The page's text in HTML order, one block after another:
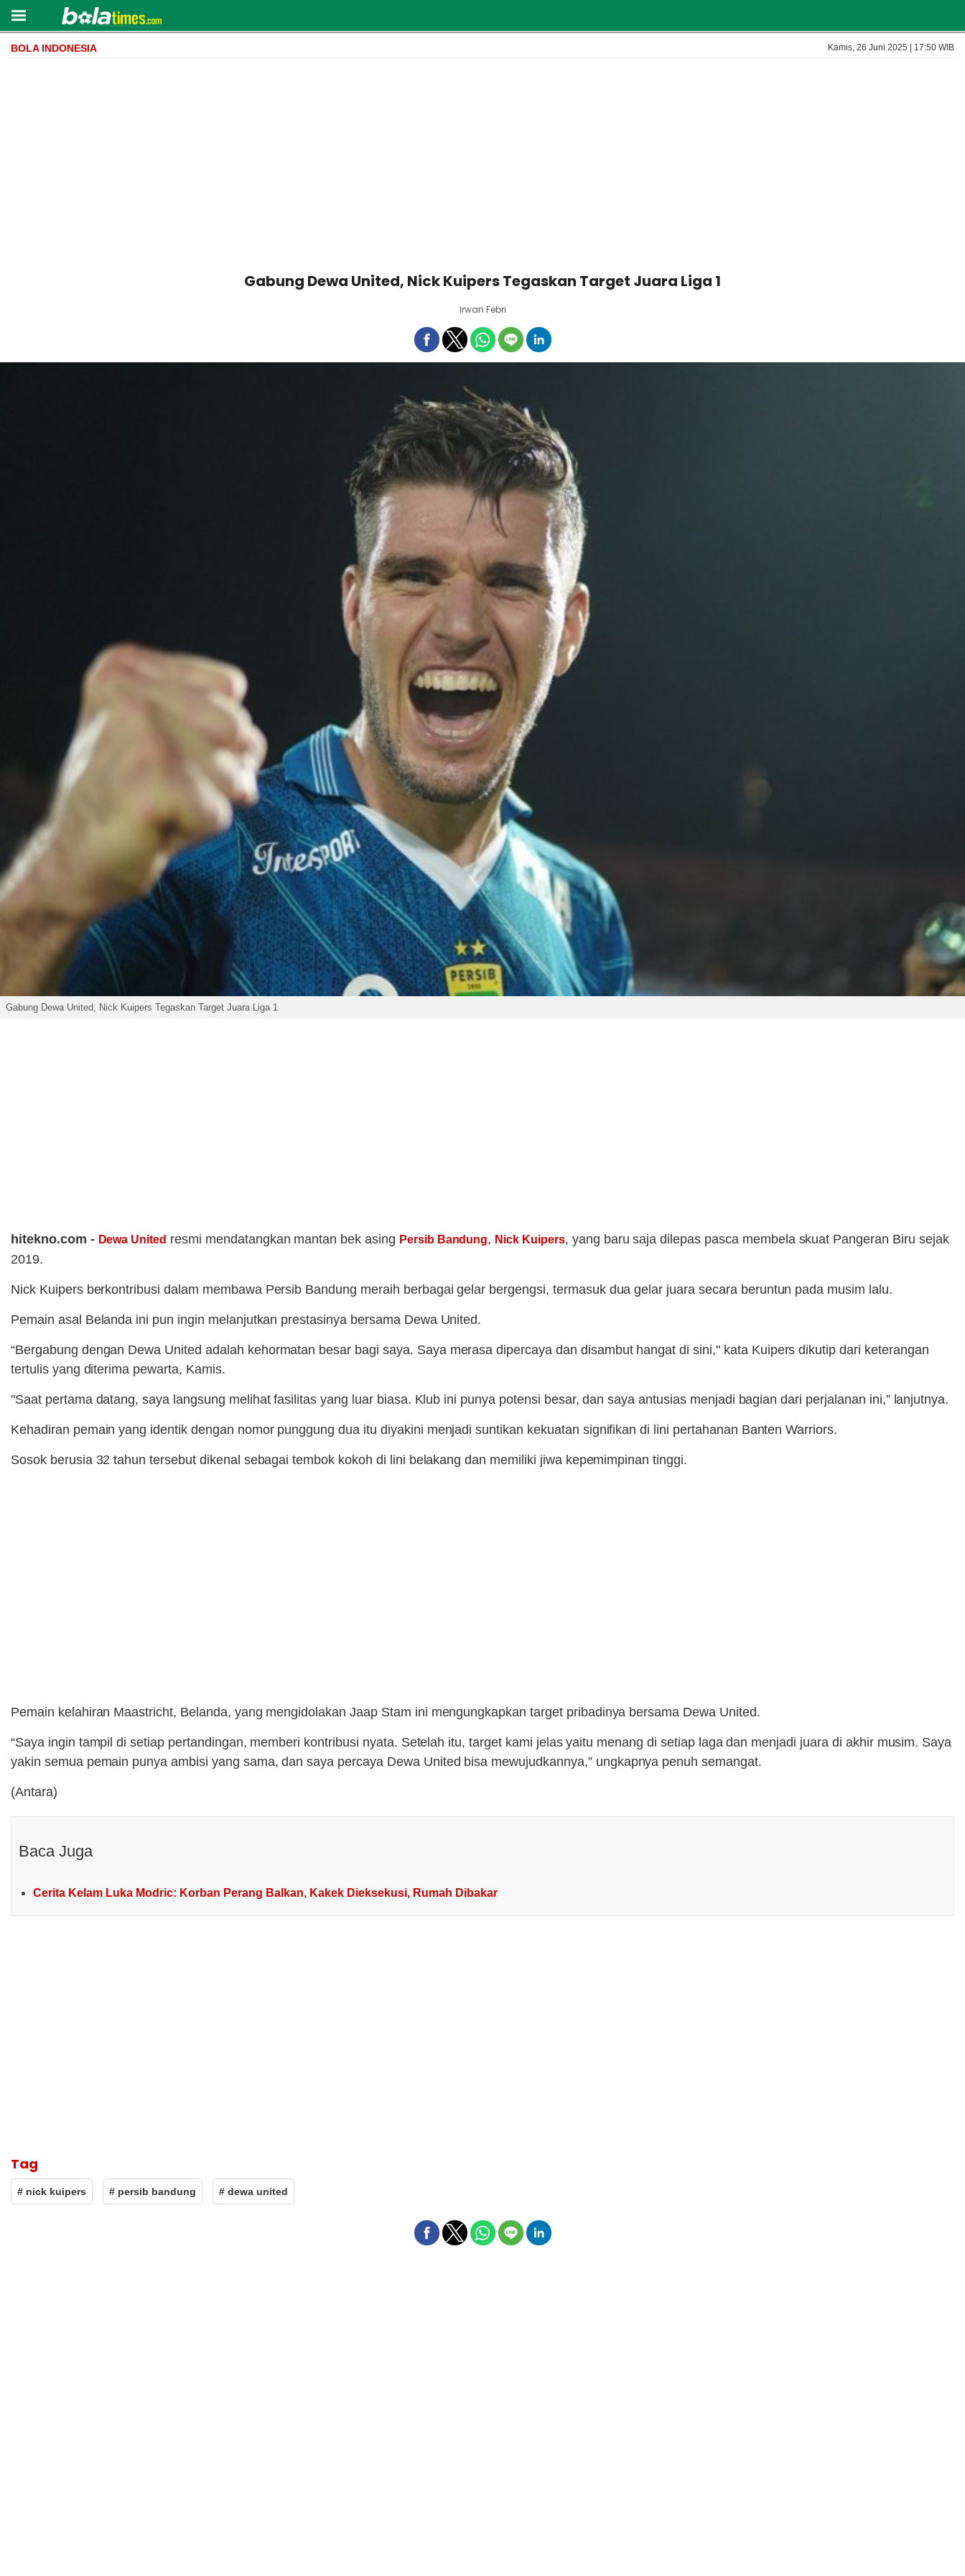
BOLA INDONESIA Kamis, 26 Juni 2025 | 17:50 WIB
Gabung Dewa United, Nick Kuipers Tegaskan Target Juara Liga 1
Irwan Febri
Gabung Dewa United, Nick Kuipers Tegaskan Target Juara Liga 1
hitekno.com - Dewa United resmi mendatangkan mantan bek asing Persib Bandung, Nick Kuipers, yang baru saja dilepas pasca membela skuat Pangeran Biru sejak
2019.
Nick Kuipers berkontribusi dalam membawa Persib Bandung meraih berbagai gelar bergengsi, termasuk dua gelar juara secara beruntun pada musim lalu.
Pemain asal Belanda ini pun ingin melanjutkan prestasinya bersama Dewa United.
“Bergabung dengan Dewa United adalah kehormatan besar bagi saya. Saya merasa dipercaya dan disambut hangat di sini," kata Kuipers dikutip dari keterangan
tertulis yang diterima pewarta, Kamis.
"Saat pertama datang, saya langsung melihat fasilitas yang luar biasa. Klub ini punya potensi besar, dan saya antusias menjadi bagian dari perjalanan ini,” lanjutnya.
Kehadiran pemain yang identik dengan nomor punggung dua itu diyakini menjadi suntikan kekuatan signifikan di lini pertahanan Banten Warriors.
Sosok berusia 32 tahun tersebut dikenal sebagai tembok kokoh di lini belakang dan memiliki jiwa kepemimpinan tinggi.
Pemain kelahiran Maastricht, Belanda, yang mengidolakan Jaap Stam ini mengungkapkan target pribadinya bersama Dewa United.
“Saya ingin tampil di setiap pertandingan, memberi kontribusi nyata. Setelah itu, target kami jelas yaitu menang di setiap laga dan menjadi juara di akhir musim. Saya
yakin semua pemain punya ambisi yang sama, dan saya percaya Dewa United bisa mewujudkannya,” ungkapnya penuh semangat.
(Antara)
Baca Juga
Cerita Kelam Luka Modric: Korban Perang Balkan, Kakek Dieksekusi, Rumah Dibakar
Tag
# nick kuipers # persib bandung # dewa united